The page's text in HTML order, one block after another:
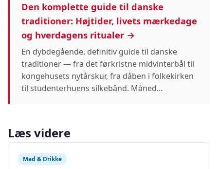
Den komplette guide til danske
traditioner: Højtider, livets mærkedage
og hverdagens ritualer →
En dybdegående, definitiv guide til danske
traditioner — fra det førkristne midvinterbål til
kongehusets nytårskur, fra dåben i folkekirken
til studenterhuens silkebånd. Måned...
Læs videre
Mad & Drikke